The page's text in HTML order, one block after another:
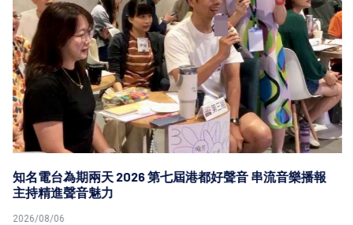
知名電台為期兩天 2026 第七屆港都好聲音 串流音樂播報
主持精進聲音魅力
2026/08/06